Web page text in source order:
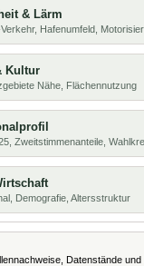
& Lärm
Hafenumfeld,
Kultur
Nähe, Flächennutzung
Zweitstimmenanteile,
Demografie, Altersstruktur
Datenstände